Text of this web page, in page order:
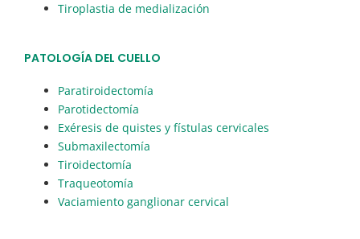
Tiroplastia de medialización
PATOLOGÍA DEL CUELLO
Paratiroidectomía
Parotidectomía
Exéresis de quistes y fístulas cervicales
Submaxilectomía
Tiroidectomía
Traqueotomía
Vaciamiento ganglionar cervical